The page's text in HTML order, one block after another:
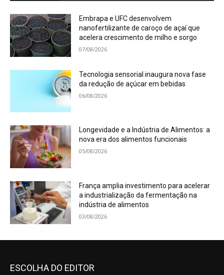
Embrapa e UFC desenvolvem
nanofertilizante de caroço de açaí que
acelera crescimento de milho e sorgo
07/08/2026
Tecnologia sensorial inaugura nova fase
da redução de açúcar em bebidas
06/08/2026
Longevidade e a Indústria de Alimentos: a
nova era dos alimentos funcionais
05/08/2026
França amplia investimento para acelerar
a industrialização da fermentação na
indústria de alimentos
03/08/2026
ESCOLHA DO EDITOR